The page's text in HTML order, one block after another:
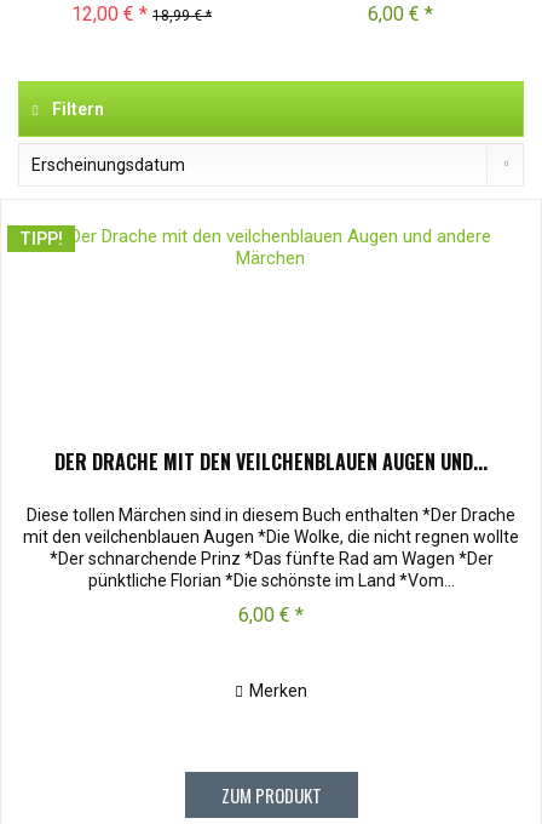
12,00 € * 18,99 € * 6,00 € *
Filtern
TIPP!
DER DRACHE MIT DEN VEILCHENBLAUEN AUGEN UND...
Diese tollen Märchen sind in diesem Buch enthalten *Der Drache
mit den veilchenblauen Augen *Die Wolke, die nicht regnen wollte
*Der schnarchende Prinz *Das fünfte Rad am Wagen *Der
pünktliche Florian *Die schönste im Land *Vom...
6,00 € *
Merken
ZUM PRODUKT